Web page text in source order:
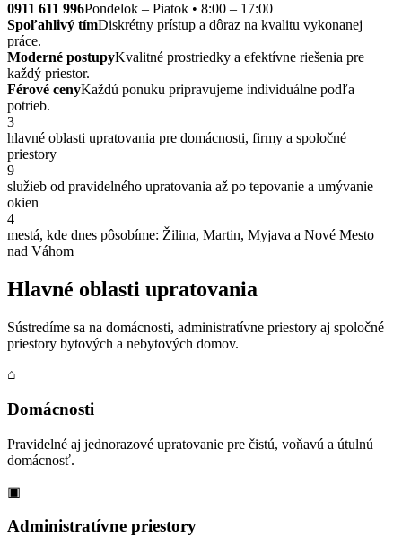
0911 611 996Pondelok – Piatok • 8:00 – 17:00
Spoľahlivý tímDiskrétny prístup a dôraz na kvalitu vykonanej
práce.
Moderné postupyKvalitné prostriedky a efektívne riešenia pre
každý priestor.
Férové cenyKaždú ponuku pripravujeme individuálne podľa
potrieb.
3
hlavné oblasti upratovania pre domácnosti, firmy a spoločné
priestory
9
služieb od pravidelného upratovania až po tepovanie a umývanie
okien
4
mestá, kde dnes pôsobíme: Žilina, Martin, Myjava a Nové Mesto
nad Váhom
Hlavné oblasti upratovania
Sústredíme sa na domácnosti, administratívne priestory aj spoločné
priestory bytových a nebytových domov.
⌂
Domácnosti
Pravidelné aj jednorazové upratovanie pre čistú, voňavú a útulnú
domácnosť.
▣
Administratívne priestory